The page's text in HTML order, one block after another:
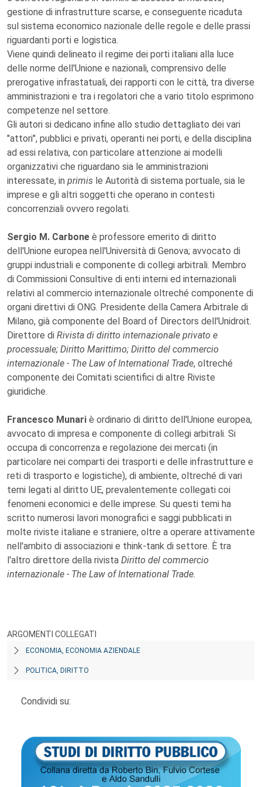
gestione di infrastrutture scarse, e conseguente ricaduta
sul sistema economico nazionale delle regole e delle prassi
riguardanti porti e logistica.
Viene quindi delineato il regime dei porti italiani alla luce
delle norme dell'Unione e nazionali, comprensivo delle
prerogative infrastatuali, dei rapporti con le città, tra diverse
amministrazioni e tra i regolatori che a vario titolo esprimono
competenze nel settore.
Gli autori si dedicano infine allo studio dettagliato dei vari
"attori", pubblici e privati, operanti nei porti, e della disciplina
ad essi relativa, con particolare attenzione ai modelli
organizzativi che riguardano sia le amministrazioni
interessate, in primis le Autorità di sistema portuale, sia le
imprese e gli altri soggetti che operano in contesti
concorrenziali ovvero regolati.
Sergio M. Carbone è professore emerito di diritto
dell'Unione europea nell'Università di Genova; avvocato di
gruppi industriali e componente di collegi arbitrali. Membro
di Commissioni Consultive di enti interni ed internazionali
relativi al commercio internazionale oltreché componente di
organi direttivi di ONG. Presidente della Camera Arbitrale di
Milano, già componente del Board of Directors dell'Unidroit.
Direttore di Rivista di diritto internazionale privato e
processuale; Diritto Marittimo; Diritto del commercio
internazionale - The Law of International Trade, oltreché
componente dei Comitati scientifici di altre Riviste
giuridiche.
Francesco Munari è ordinario di diritto dell'Unione europea,
avvocato di impresa e componente di collegi arbitrali. Si
occupa di concorrenza e regolazione dei mercati (in
particolare nei comparti dei trasporti e delle infrastrutture e
reti di trasporto e logistiche), di ambiente, oltreché di vari
temi legati al diritto UE, prevalentemente collegati coi
fenomeni economici e delle imprese. Su questi temi ha
scritto numerosi lavori monografici e saggi pubblicati in
molte riviste italiane e straniere, oltre a operare attivamente
nell'ambito di associazioni e think-tank di settore. È tra
l'altro direttore della rivista Diritto del commercio
internazionale - The Law of International Trade.
ARGOMENTI COLLEGATI
ECONOMIA, ECONOMIA AZIENDALE
POLITICA, DIRITTO
Condividi su: